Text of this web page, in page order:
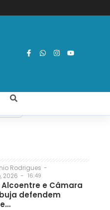
Rodrigues -
2026 - 16:49
e Câmara
defendem